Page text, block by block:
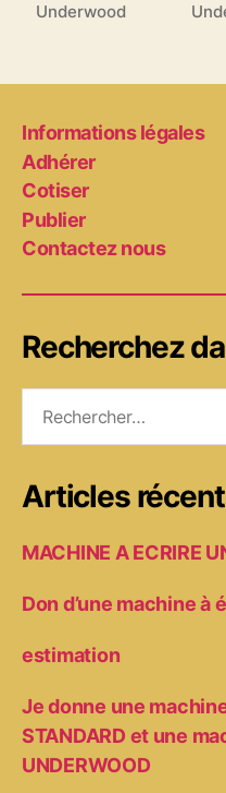
Underwood
Informations légales
Adhérer
Cotiser
Publier
Contactez nous
Recherchez
Articles
MACHINE A ECRIRE
Don d’une machine à
estimation
Je donne une
STANDARD et une
UNDERWOOD